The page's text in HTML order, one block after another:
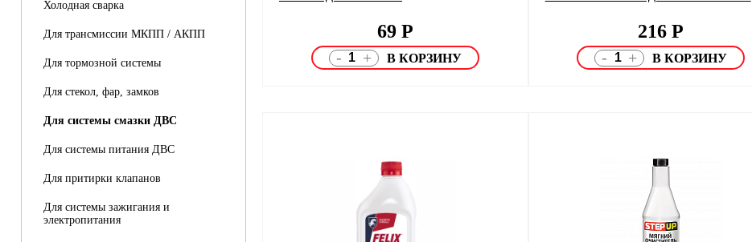
Холодная сварка
Для трансмиссии МКПП / АКПП
Для тормозной системы
Для стекол, фар, замков
Для системы смазки ДВС
Для системы питания ДВС
Для притирки клапанов
Для системы зажигания и
электропитания
69 Р
- +
216Р
- +